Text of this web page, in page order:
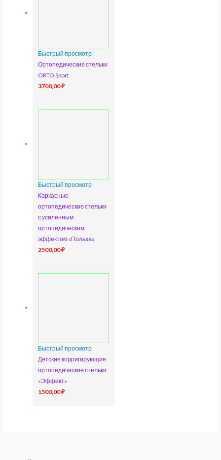
Быстрый просмотр
Ортопедические стельки
ORTO Sport
3700,00₽
Быстрый просмотр
Каркасные
ортопедические стельки
с усиленным
ортопедическим
эффектом «Польза»
2500,00₽
Быстрый просмотр
Детские корригирующие
ортопедические стельки
«Эффект»
1500,00₽